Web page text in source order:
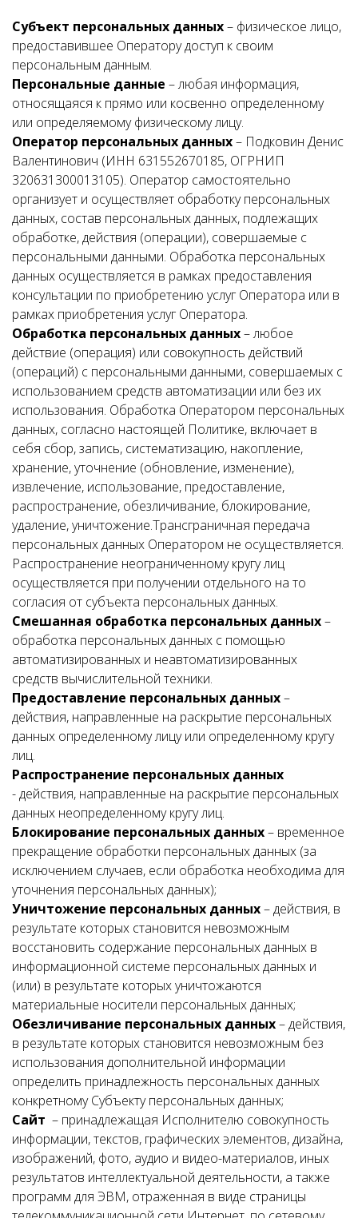
Субъект персональных данных– физическое лицо,
предоставившее Оператору доступ к своим
персональным данным.
Персональные данные – любая информация,
относящаяся к прямо или косвенно определенному
или определяемому физическому лицу.
Оператор персональных данных– Подковин Денис
Валентинович (ИНН 631552670185, ОГРНИП
320631300013105). Оператор самостоятельно
организует и осуществляет обработку персональных
данных, состав персональных данных, подлежащих
обработке, действия (операции), совершаемые с
персональными данными. Обработка персональных
данных осуществляется в рамках предоставления
консультации по приобретению услуг Оператора или в
рамках приобретения услуг Оператора.
Обработка персональных данных– любое
действие (операция) или совокупность действий
(операций) с персональными данными, совершаемых с
использованием средств автоматизации или без их
использования. Обработка Оператором персональных
данных, согласно настоящей Политике, включает в
себя сбор, запись, систематизацию, накопление,
хранение, уточнение (обновление, изменение),
извлечение, использование, предоставление,
распространение, обезличивание, блокирование,
удаление, уничтожение.Трансграничная передача
персональных данных Оператором не осуществляется.
Распространение неограниченному кругу лиц
осуществляется при получении отдельного на то
согласия от субъекта персональных данных.
Смешанная обработка персональных данных–
обработка персональных данных с помощью
автоматизированных и неавтоматизированных
средств вычислительной техники.
Предоставление персональных данных–
действия, направленные на раскрытие персональных
данных определенному лицу или определенному кругу
лиц.
Распространение персональных данных
- действия, направленные на раскрытие персональных
данных неопределенному кругу лиц.
Блокирование персональных данных– временное
прекращение обработки персональных данных (за
исключением случаев, если обработка необходима для
уточнения персональных данных);
Уничтожение персональных данных– действия, в
результате которых становится невозможным
восстановить содержание персональных данных в
информационной системе персональных данных и
(или) в результате которых уничтожаются
материальные носители персональных данных;
Обезличивание персональных данных– действия,
в результате которых становится невозможным без
использования дополнительной информации
определить принадлежность персональных данных
конкретному Субъекту персональных данных;
Сайт – принадлежащая Исполнителю совокупность
информации, текстов, графических элементов, дизайна,
изображений, фото, аудио и видео-материалов, иных
результатов интеллектуальной деятельности, а также
программ для ЭВМ, отраженная в виде страницы